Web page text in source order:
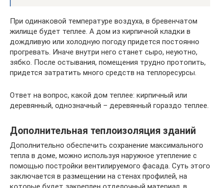
При одинаковой температуре воздуха, в бревенчатом
жилище будет теплее. А дом из кирпичной кладки в
дождливую или холодную погоду придется постоянно
прогревать. Иначе внутри него станет сыро, неуютно,
зябко. После остывания, помещения трудно протопить,
придется затратить много средств на теплоресурсы.
Ответ на вопрос, какой дом теплее: кирпичный или
деревянный, однозначный – деревянный гораздо теплее.
Дополнительная теплоизоляция зданий
Дополнительно обеспечить сохранение максимального
тепла в доме, можно используя наружное утепление с
помощью постройки вентилируемого фасада. Суть этого
заключается в размещении на стенах профилей, на